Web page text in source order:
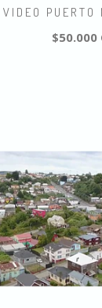
VIDEO PUERTO
$50.000